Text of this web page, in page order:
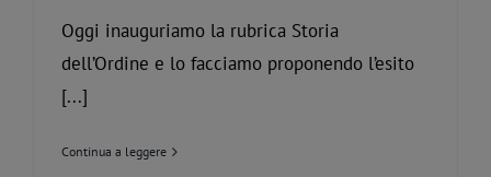
Oggi inauguriamo la rubrica Storia
dell’Ordine e lo facciamo proponendo l’esito
[...]
Continua a leggere